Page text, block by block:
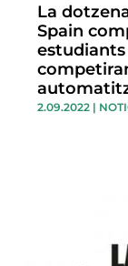
La
Spain
estudiants
2.09.2022 |